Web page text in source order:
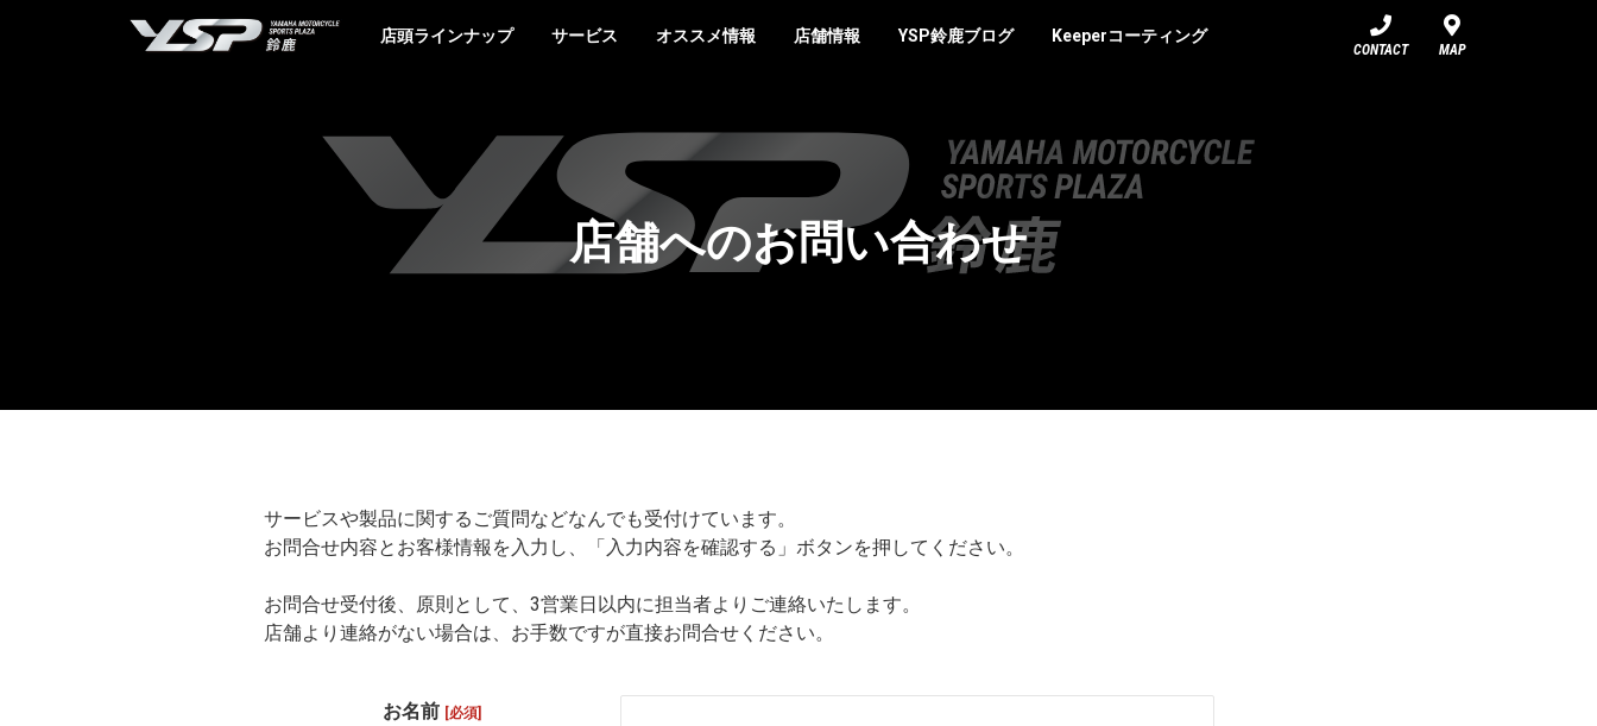
YSP鈴鹿店頭ラインナップ サービス オススメ情報 店舗情報 YSP鈴鹿ブログ Keeperコーティング
CONTACT MAP
店舗へのお問い合わせ
サービスや製品に関するご質問などなんでも受付けています。
お問合せ内容とお客様情報を入力し、「入力内容を確認する」ボタンを押してください。
お問合せ受付後、原則として、3営業日以内に担当者よりご連絡いたします。
店舗より連絡がない場合は、お手数ですが直接お問合せください。
お名前 [必須]